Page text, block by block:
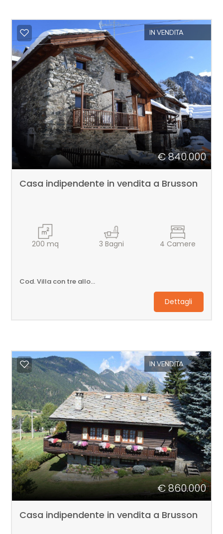
IN VENDITA
€ 840.000
Casa indipendente in vendita a Brusson
200 mq 3 Bagni 4 Camere
Cod. Villa con tre alloggi
Dettagli
IN VENDITA
€ 860.000
Casa indipendente in vendita a Brusson
5
5+
Bagni
minimi
Qualsiasi
5
minime
Qualsiasi
1
2
3
4